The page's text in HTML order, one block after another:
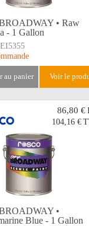
• Raw
- 1 Gallon
au panier voir le
86,80 €
104,16 €
•
Blue - 1 Gallon